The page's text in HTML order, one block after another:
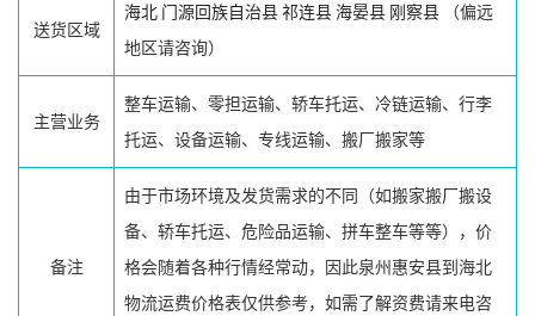
送货区域
海北 门源回族自治县祁连县海晏县 刚察县 （偏远
地区请咨询）
主营业务
整车运输、零担运输、轿车托运、冷链运输、行李
托运、设备运输、专线运输、搬厂搬家等
备注
由于市场环境及发货需求的不同（如搬家搬厂搬设
备、轿车托运、危险品运输、拼车整车等等），价
格会随着各种行情经常动，因此泉州惠安县到海北
物流运费价格表仅供参考，如需了解资费请来电咨